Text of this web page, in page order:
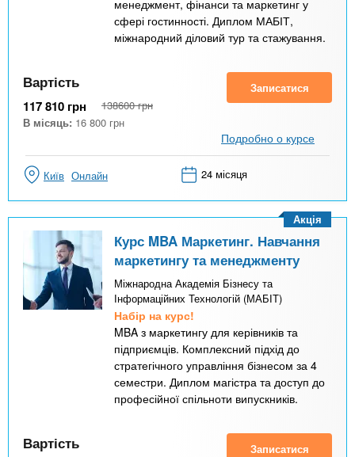
менеджмент, фінанси та маркетинг у
сфері гостинності. Диплом МАБІТ,
міжнародний діловий тур та стажування.
Вартість
117 810 грн 138600 грн
В місяць: 16 800 грн
Записатися
Подробно о курсе
Київ Онлайн 24 місяця
Курс MBA Маркетинг. Навчання
маркетингу та менеджменту
Міжнародна Академія Бізнесу та
Інформаційних Технологій (МАБІТ)
Набір на курс!
MBA з маркетингу для керівників та
підприємців. Комплексний підхід до
стратегічного управління бізнесом за 4
семестри. Диплом магістра та доступ до
професійної спільноти випускників.
Акція
Вартість Записатися